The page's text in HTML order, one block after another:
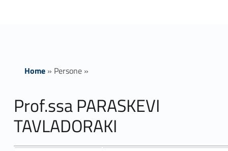
Home» Persone»
Prof.ssa PARASKEVI
TAVLADORAKI